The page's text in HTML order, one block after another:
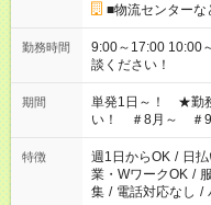
■物流センター
勤務時間
9:00～17:00 10:00～19:00 など ■
談ください！
期間
単発1日～！ ★勤
い！ ＃8月～ ＃9
特徴 週1日からOK / 日
業・WワークOK /
集 / 電話対応なし /